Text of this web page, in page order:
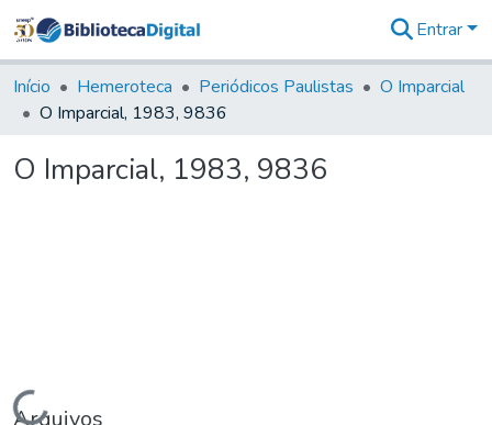
&
Coleções
Tudo na
Digital
Entrar
Início Hemeroteca Periódicos Paulistas
O Imparcial
O Imparcial, 1983, 9836
O Imparcial, 1983, 9836
Carregando...
Arquivos